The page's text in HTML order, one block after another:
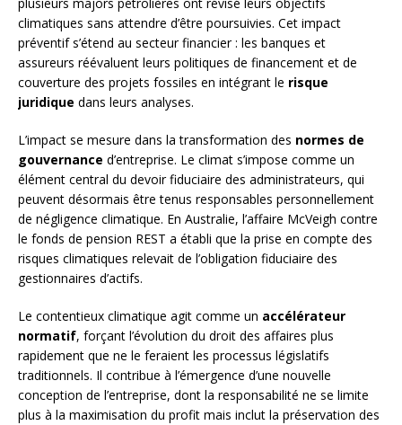
plusieurs majors pétrolières ont révisé leurs objectifs
climatiques sans attendre d’être poursuivies. Cet impact
préventif s’étend au secteur financier : les banques et
assureurs réévaluent leurs politiques de financement et de
couverture des projets fossiles en intégrant le risque
juridique dans leurs analyses.
L’impact se mesure dans la transformation des normes de
gouvernance d’entreprise. Le climat s’impose comme un
élément central du devoir fiduciaire des administrateurs, qui
peuvent désormais être tenus responsables personnellement
de négligence climatique. En Australie, l’affaire McVeigh contre
le fonds de pension REST a établi que la prise en compte des
risques climatiques relevait de l’obligation fiduciaire des
gestionnaires d’actifs.
Le contentieux climatique agit comme un accélérateur
normatif, forçant l’évolution du droit des affaires plus
rapidement que ne le feraient les processus législatifs
traditionnels. Il contribue à l’émergence d’une nouvelle
conception de l’entreprise, dont la responsabilité ne se limite
plus à la maximisation du profit mais inclut la préservation des